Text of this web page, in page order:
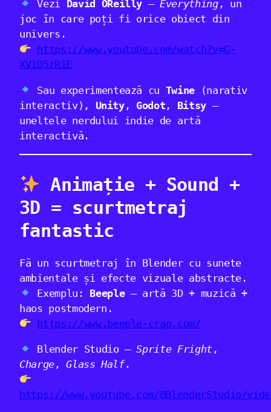
Vezi David OReilly –Everything, un
joc în care poți fi orice obiect din
univers.
https://www.youtube.com/watch?v=G-
XV1D5zR1E
Sau experimentează cu Twine (narativ
interactiv), Unity, Godot , Bitsy–
uneltele nerdului indie de artă
interactivă.
Animație + Sound +
3D = scurtmetraj
fantastic
Fă un scurtmetraj în Blender cu sunete
ambientale și efecte vizuale abstracte.
Exemplu: Beeple– artă 3D + muzică +
haos postmodern.
https://www.beeple-crap.com/
Blender Studio –Sprite Fright,
Charge,Glass Half.
https://www.youtube.com/@BlenderStudio/